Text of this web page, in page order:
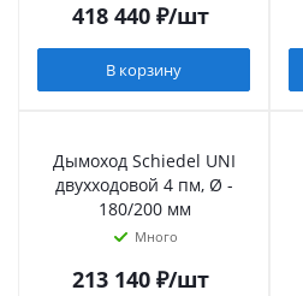
418 440₽/шт
В корзину
Дымоход Schiedel UNI
двухходовой 4 пм, Ø -
180/200 мм
Много
213 140₽/шт